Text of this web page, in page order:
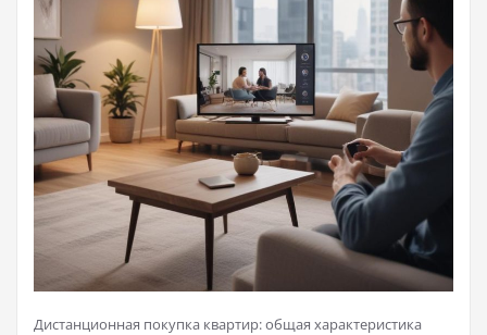
Дистанционная покупка квартир: общая характеристика